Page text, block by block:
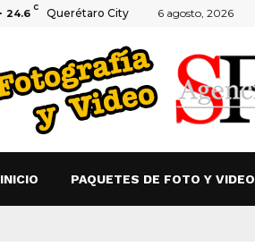
24.6 C Querétaro City 6 agosto, 2026
INICIO PAQUETES DE FOTO Y VIDEO